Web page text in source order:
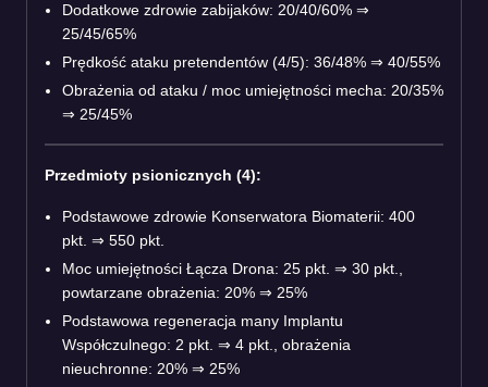
Dodatkowe zdrowie zabijaków: 20/40/60% ⇒
25/45/65%
Prędkość ataku pretendentów (4/5): 36/48% ⇒ 40/55%
Obrażenia od ataku / moc umiejętności mecha: 20/35%
⇒ 25/45%
Przedmioty psionicznych (4):
Podstawowe zdrowie Konserwatora Biomaterii: 400
pkt. ⇒ 550 pkt.
Moc umiejętności Łącza Drona: 25 pkt. ⇒ 30 pkt.,
powtarzane obrażenia: 20% ⇒ 25%
Podstawowa regeneracja many Implantu
Współczulnego: 2 pkt. ⇒ 4 pkt., obrażenia
nieuchronne: 20% ⇒ 25%